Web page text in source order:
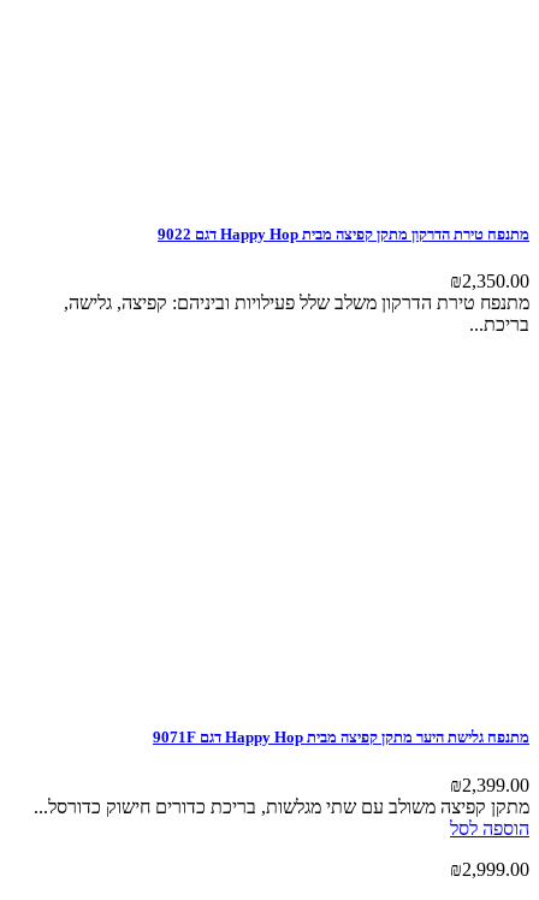
מתנפח טירת הדרקון מתקן קפיצה מבית Happy Hop דגם 9022
₪2,350.00
מתנפח טירת הדרקון משלב שלל פעילויות וביניהם: קפיצה, גלישה,
בריכת...
מתנפח גלישת היער מתקן קפיצה מבית Happy Hop דגם 9071F
₪2,399.00
מתקן קפיצה משולב עם שתי מגלשות, בריכת כדורים חישוק כדורסל...
הוספה לסל
₪2,999.00